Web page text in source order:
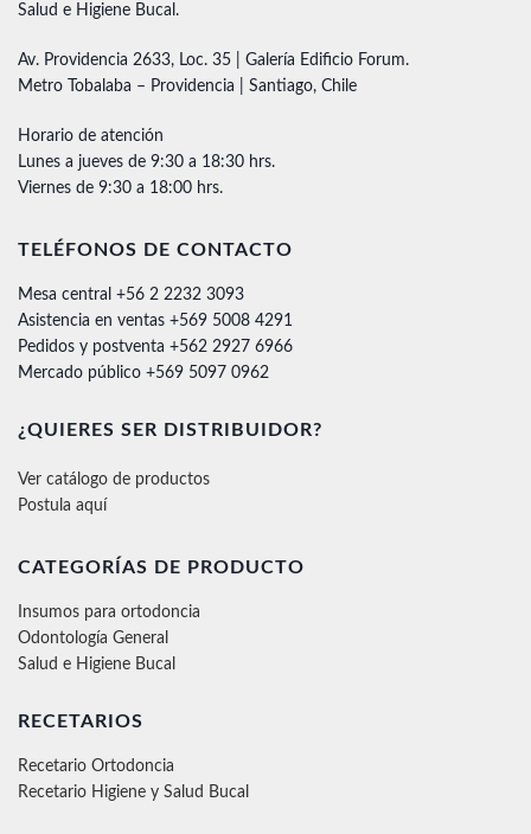
Salud e Higiene Bucal.
Av. Providencia 2633, Loc. 35 | Galería Edificio Forum.
Metro Tobalaba – Providencia | Santiago, Chile
Horario de atención
Lunes a jueves de 9:30 a 18:30 hrs.
Viernes de 9:30 a 18:00 hrs.
TELÉFONOS DE CONTACTO
Mesa central +56 2 2232 3093
Asistencia en ventas +569 5008 4291
Pedidos y postventa +562 2927 6966
Mercado público +569 5097 0962
¿QUIERES SER DISTRIBUIDOR?
Ver catálogo de productos
Postula aquí
CATEGORÍAS DE PRODUCTO
Insumos para ortodoncia
Odontología General
Salud e Higiene Bucal
RECETARIOS
Recetario Ortodoncia
Recetario Higiene y Salud Bucal